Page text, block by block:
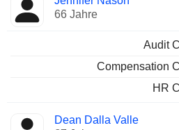
66 Jahre
Audit
Compensation
HR
Dean Dalla Valle